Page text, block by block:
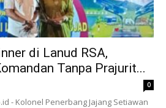
di Lanud RSA,
Tanpa Prajurit...
0
- Kolonel Penerbang Jajang Setiawan